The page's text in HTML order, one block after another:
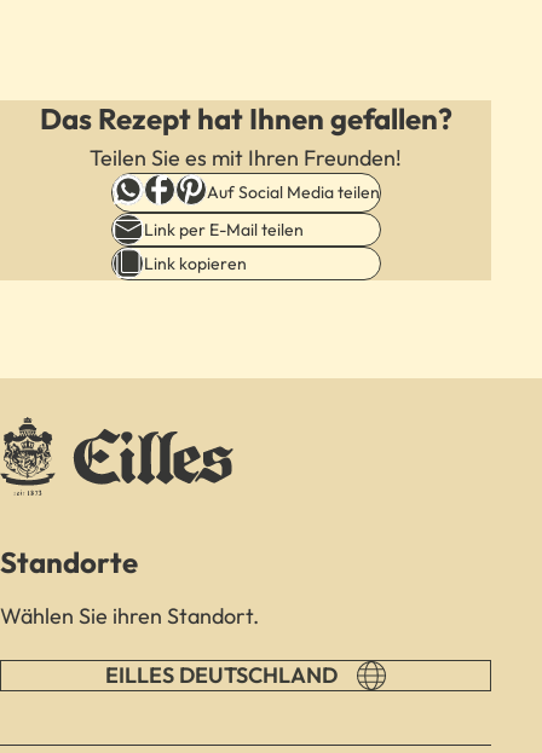
Das Rezept hat Ihnen gefallen?
Teilen Sie es mit Ihren Freunden!
Auf Social Media teilen
Link per E-Mail teilen
Link kopieren
Standorte
Wählen Sie ihren Standort.
EILLES DEUTSCHLAND